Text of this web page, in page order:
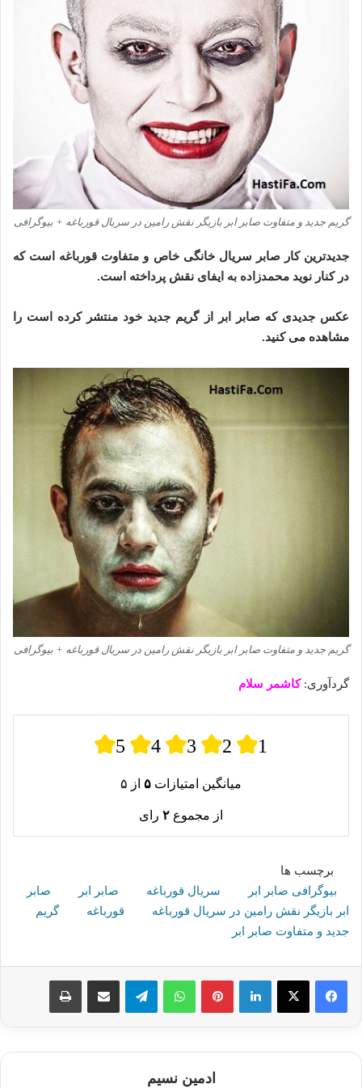
گریم جدید و متفاوت صابر ابر بازیگر نقش رامین در سریال قورباغه + بیوگرافی
جدیدترین کار صابر سریال خانگی خاص و متفاوت قورباغه است که
در کنار نوید محمدزاده به ایفای نقش پرداخته است.
عکس جدیدی که صابر ابر از گریم جدید خود منتشر کرده است را
مشاهده می کنید.
گریم جدید و متفاوت صابر ابر بازیگر نقش رامین در سریال قورباغه + بیوگرافی
گردآوری:کاشمر سلام
5 4 3 2 1
میانگین امتیازات ۵ از ۵
از مجموع ۲ رای
برچسب ها
بیوگرافی صابر ابر
سریال قورباغه صابر ابر
صابر
ابر بازیگر نقش رامین در سریال قورباغه
قورباغه
گریم
جدید و متفاوت صابر ابر
لینکدین پینترستواتس آپ تلگرام اشتراک گذاری از طریق ایمیل چاپ
ادمین نسیم